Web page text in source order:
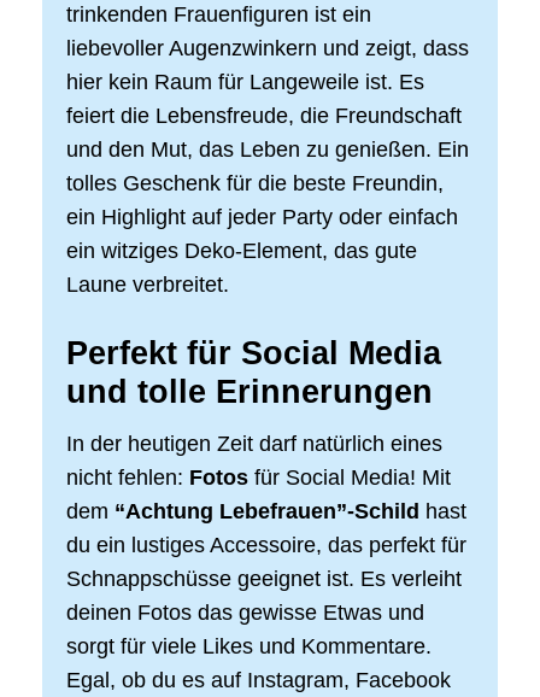
trinkenden Frauenfiguren ist ein
liebevoller Augenzwinkern und zeigt, dass
hier kein Raum für Langeweile ist. Es
feiert die Lebensfreude, die Freundschaft
und den Mut, das Leben zu genießen. Ein
tolles Geschenk für die beste Freundin,
ein Highlight auf jeder Party oder einfach
ein witziges Deko-Element, das gute
Laune verbreitet.
Perfekt für Social Media
und tolle Erinnerungen
In der heutigen Zeit darf natürlich eines
nicht fehlen: Fotos für Social Media! Mit
dem “Achtung Lebefrauen”-Schild hast
du ein lustiges Accessoire, das perfekt für
Schnappschüsse geeignet ist. Es verleiht
deinen Fotos das gewisse Etwas und
sorgt für viele Likes und Kommentare.
Egal, ob du es auf Instagram, Facebook